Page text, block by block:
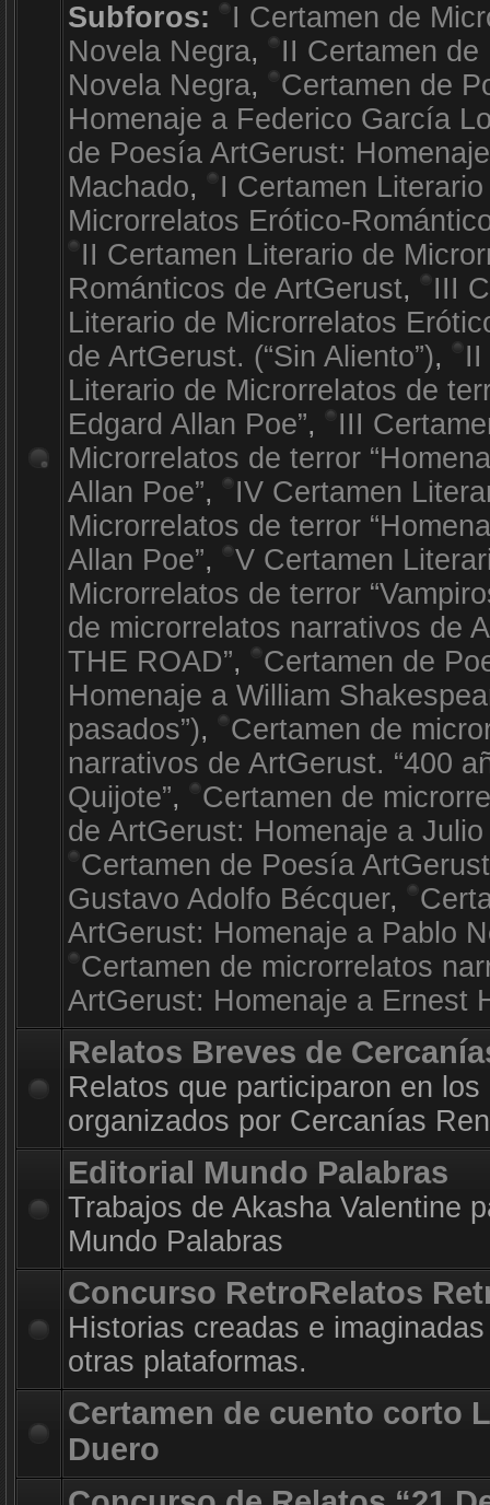
Subforos:
I Certamen de
Novela Negra,
II Certamen de
Novela Negra,
Certamen de
Homenaje a Federico García
de Poesía ArtGerust:
Machado,
I Certamen
Microrrelatos Erótico-
II Certamen Literario de
Románticos de ArtGerust,
III
Literario de Microrrelatos
de ArtGerust. (“Sin Aliento”),
II
Literario de Microrrelatos de
Edgard Allan Poe”,
III
Microrrelatos de terror
Allan Poe”,
IV Certamen
Microrrelatos de terror
Allan Poe”,
V Certamen
Microrrelatos de terror
de microrrelatos narrativos de
THE ROAD”,
Certamen de
Homenaje a William
pasados”),
Certamen de
narrativos de ArtGerust. “400
Quijote”,
Certamen de
de ArtGerust: Homenaje a
Certamen de Poesía
Gustavo Adolfo Bécquer,
ArtGerust: Homenaje a Pablo
Certamen de microrrelatos
ArtGerust: Homenaje a Ernest
Relatos Breves de
Relatos que participaron en
organizados por Cercanías
Editorial Mundo Palabras
Trabajos de Akasha Valentine
Mundo Palabras
Concurso RetroRelatos
Historias creadas e
otras plataformas.
Certamen de cuento corto
Duero